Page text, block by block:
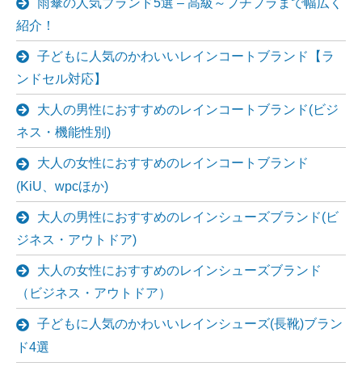
紹介！
子どもに人気のかわいいレインコートブランド【ラ
ンドセル対応】
大人の男性におすすめのレインコートブランド(ビジ
ネス・機能性別)
大人の女性におすすめのレインコートブランド
(KiU、wpcほか)
大人の男性におすすめのレインシューズブランド(ビ
ジネス・アウトドア)
大人の女性におすすめのレインシューズブランド
（ビジネス・アウトドア）
子どもに人気のかわいいレインシューズ(長靴)ブラン
ド4選